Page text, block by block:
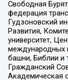
Свободная
федерация
Гудзоновский
Развития,
университет,
международных
башни, Библии и
Гражданский
Академическая